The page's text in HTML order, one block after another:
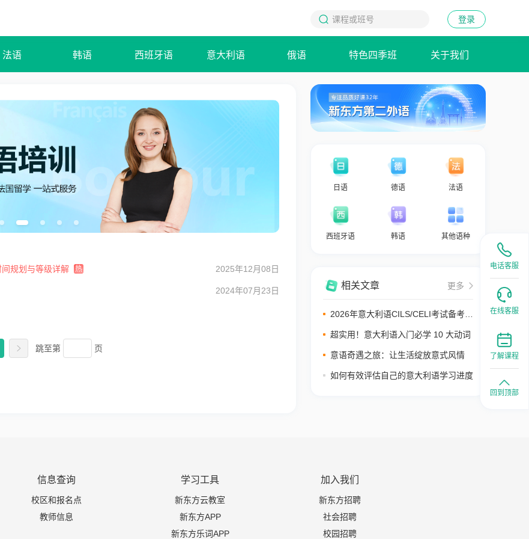
登录
法语 韩语 西班牙语 意大利语 俄语 特色四季班 关于我们
规划与等级详解 热 2025年12月08日
2024年07月23日
跳至第 页
日语 德语 法语
西班牙语 韩语 其他语种
相关文章 更多
2026年意大利语CILS/CELI考试备考攻
超实用！意大利语入门必学 10 大动词
意语奇遇之旅：让生活绽放意式风情
如何有效评估自己的意大利语学习进度
信息查询
校区和报名点
教师信息
学习工具
新东方云教室
新东方APP
新东方乐词APP
加入我们
新东方招聘
社会招聘
校园招聘
电话客服
在线客服
了解课程
回到顶部